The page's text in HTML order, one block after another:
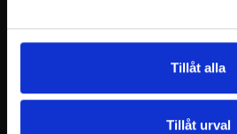
Tillåt alla
Tillåt urval
BE OM OFFERT
Restaurang